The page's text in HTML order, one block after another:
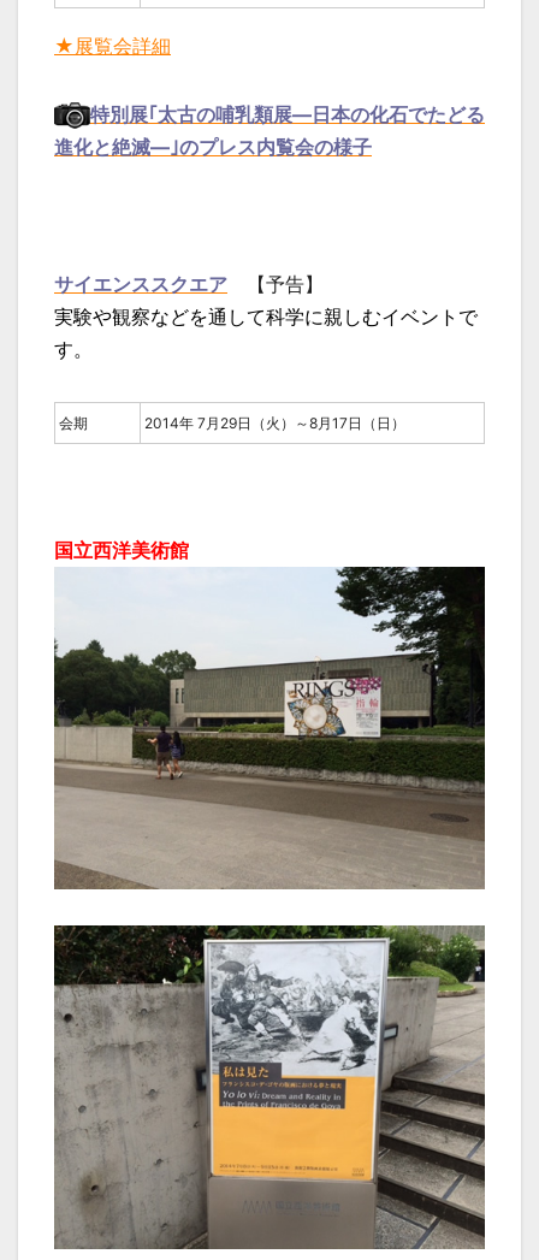
★展覧会詳細
特別展｢太古の哺乳類展―日本の化石でたどる
進化と絶滅―｣のプレス内覧会の様子
サイエンススクエア 【予告】
実験や観察などを通して科学に親しむイベントで
す。
会期 2014年 7月29日（火）～8月17日（日）
国立西洋美術館